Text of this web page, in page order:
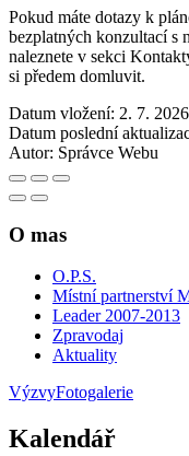
Pokud máte dotazy k
bezplatných konzultací s
naleznete v sekci
si předem domluvit.
Datum vložení: 2. 7.
Datum poslední
Autor: Správce Webu
O mas
O.P.S.
Místní partnerství
Leader 2007-2013
Zpravodaj
Aktuality
VýzvyFotogalerie
Kalendář